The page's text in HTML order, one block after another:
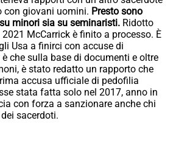
con giovani uomini. Presto sono
minori sia su seminaristi. Ridotto
McCarrick è finito a processo. È
Usa a finirci con accuse di
che sulla base di documenti e oltre
è stato redatto un rapporto che
accusa ufficiale di pedofilia
stata fatta solo nel 2017, anno in
con forza a sanzionare anche chi
sacerdoti.